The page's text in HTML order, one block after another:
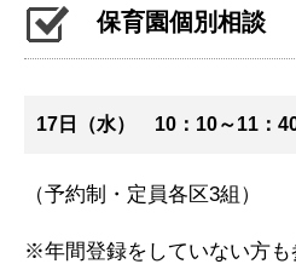
保育園個別相談
17日（水） 10：10～11：
（予約制・定員各区3組）
※年間登録をしていない方も